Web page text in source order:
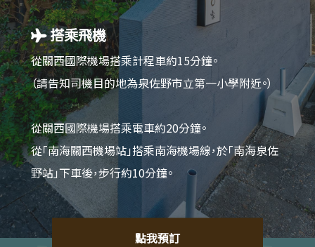
搭乘飛機
從關西國際機場搭乘計程車約15分鐘。
（請告知司機目的地為泉佐野市立第一小學附近。）
從關西國際機場搭乘電車約20分鐘。
從「南海關西機場站」搭乘南海機場線，於「南海泉佐
野站」下車後，步行約10分鐘。
點我預訂